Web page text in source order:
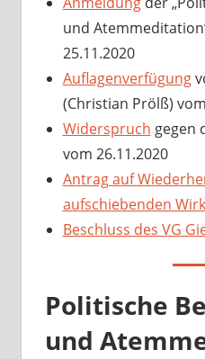
und
25.11.2020
Auflagenverfügung
(Christian Prölß)
Widerspruch gegen
vom 26.11.2020
Antrag auf
aufschiebenden
Beschluss des VG
Politische
und